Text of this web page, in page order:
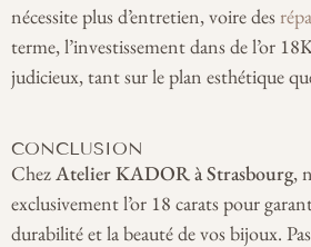
nécessite plus d’entretien, voire des
terme, l’investissement dans de l’or
judicieux, tant sur le plan esthétique
CONCLUSION
ChezAtelier KADOR à Strasbourg,
exclusivement l’or 18 carats pour
durabilité et la beauté de vos bijoux.